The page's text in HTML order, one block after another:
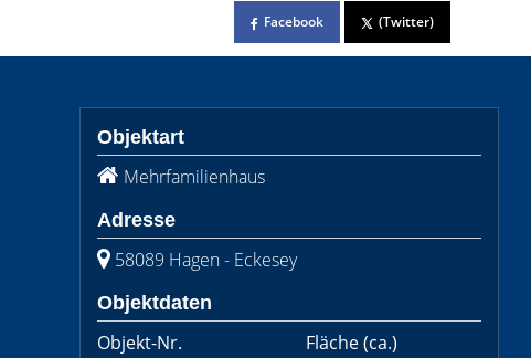
Facebook (Twitter)
Objektart
Mehrfamilienhaus
Adresse
58089 Hagen - Eckesey
Objektdaten
Objekt-Nr.
Fläche(ca.)